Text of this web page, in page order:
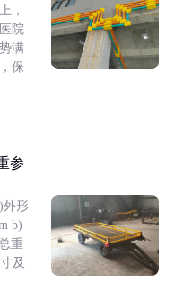
，
院
满
保
参
外形
b)
重
及